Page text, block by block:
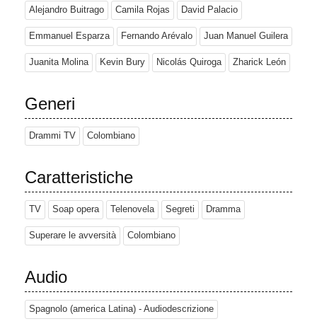
Alejandro Buitrago Camila Rojas David Palacio
Emmanuel Esparza Fernando Arévalo Juan Manuel Guilera
Juanita Molina Kevin Bury Nicolás Quiroga Zharick León
Generi
Drammi TV Colombiano
Caratteristiche
TV Soap opera Telenovela Segreti Dramma
Superare le avversità Colombiano
Audio
Spagnolo (america Latina) - Audiodescrizione